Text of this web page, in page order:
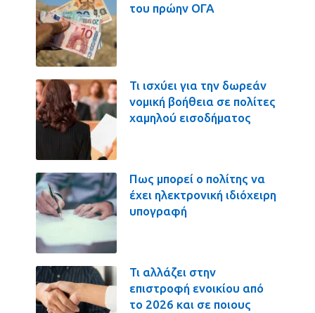
του πρώην ΟΓΑ
Τι ισχύει για την δωρεάν
νομική βοήθεια σε πολίτες
χαμηλού εισοδήματος
Πως μπορεί ο πολίτης να
έχει ηλεκτρονική ιδιόχειρη
υπογραφή
Τι αλλάζει στην
επιστροφή ενοικίου από
το 2026 και σε ποιους